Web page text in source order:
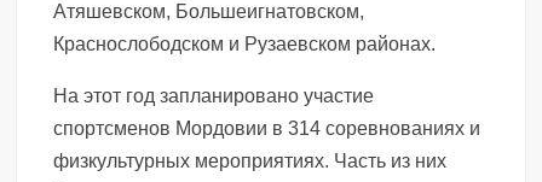
Атяшевском, Большеигнатовском,
Краснослободском и Рузаевском районах.
На этот год запланировано участие
спортсменов Мордовии в 314 соревнованиях и
физкультурных мероприятиях. Часть из них